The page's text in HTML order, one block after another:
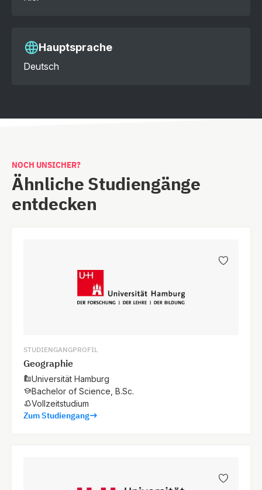
Hauptsprache
Deutsch
NOCH UNSICHER?
Ähnliche Studiengänge
entdecken
STUDIENGANGPROFIL
Geographie
Universität Hamburg
Bachelor of Science, B.Sc.
Vollzeitstudium
Zum Studiengang